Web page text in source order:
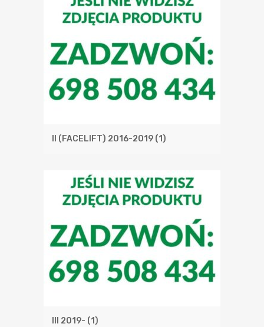
II (FACELIFT) 2016-2019 (1)
III 2019- (1)